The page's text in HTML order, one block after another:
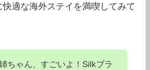
快適な海外ステイを満喫してみて
ちゃん、すごいよ！Silkブラ